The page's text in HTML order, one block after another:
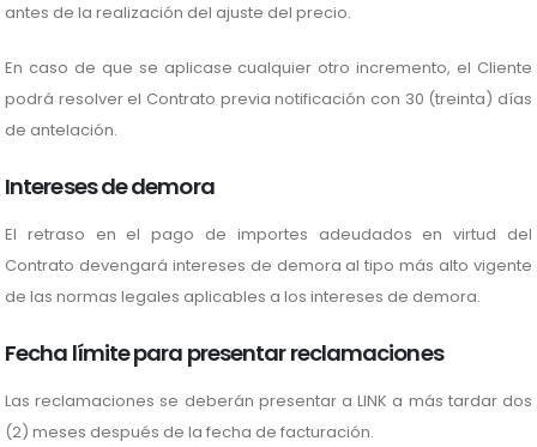
antes de la realización del ajuste del precio.
En caso de que se aplicase cualquier otro incremento, el Cliente
podrá resolver el Contrato previa notificación con 30 (treinta) días
de antelación.
Intereses de demora
El retraso en el pago de importes adeudados en virtud del
Contrato devengará intereses de demora al tipo más alto vigente
de las normas legales aplicables a los intereses de demora.
Fecha límite para presentar reclamaciones
Las reclamaciones se deberán presentar a LINK a más tardar dos
(2) meses después de la fecha de facturación.